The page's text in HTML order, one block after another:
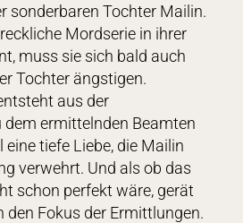
sonderbaren Tochter Mailin.
Mordserie in ihrer
muss sie sich bald auch
Tochter ängstigen.
aus der
ermittelnden Beamten
tiefe Liebe, die Mailin
verwehrt. Und als ob das
schon perfekt wäre, gerät
den Fokus der Ermittlungen.